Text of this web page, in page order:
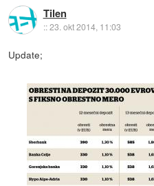
Tilen
::23. okt 2014, 11:03
Update;